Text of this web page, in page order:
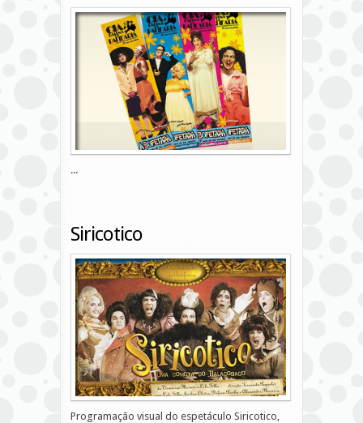
...
Siricotico
Programação visual do espetáculo Siricotico,